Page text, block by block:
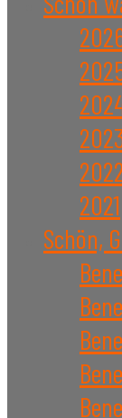
2022
2021
Schön,